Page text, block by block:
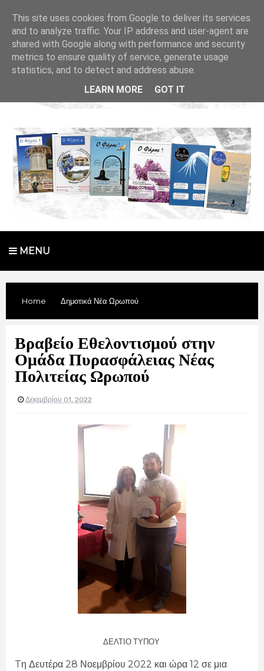
MENU
Home Δημοτικά Νέα Ωρωπού
Βραβείο Εθελοντισμού στην
Ομάδα Πυρασφάλειας Νέας
Πολιτείας Ωρωπού
Δεκεμβρίου 01, 2022
ΔΕΛΤΙΟ ΤΥΠΟΥ
Tη Δευτέρα 28 Νοεμβρίου 2022 και ώρα 12 σε μια
This site uses cookies from Google to deliver its services
and to analyze traffic. Your IP address and user-agent are
shared with Google along with performance and security
metrics to ensure quality of service, generate usage
statistics, and to detect and address abuse.
LEARN MORE
GOT IT